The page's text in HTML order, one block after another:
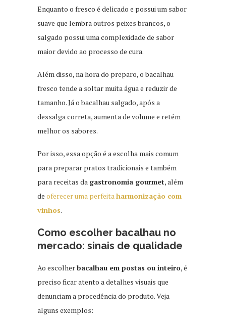
Enquanto o fresco é delicado e possui um sabor
suave que lembra outros peixes brancos, o
salgado possui uma complexidade de sabor
maior devido ao processo de cura.
Além disso, na hora do preparo, o bacalhau
fresco tende a soltar muita água e reduzir de
tamanho. Já o bacalhau salgado, após a
dessalga correta, aumenta de volume e retém
melhor os sabores.
Por isso, essa opção é a escolha mais comum
para preparar pratos tradicionais e também
para receitas da gastronomia gourmet, além
de oferecer uma perfeitaharmonização com
vinhos.
Como escolher bacalhau no
mercado: sinais de qualidade
Ao escolherbacalhau em postas ou inteiro, é
preciso ficar atento a detalhes visuais que
denunciam a procedência do produto. Veja
alguns exemplos: